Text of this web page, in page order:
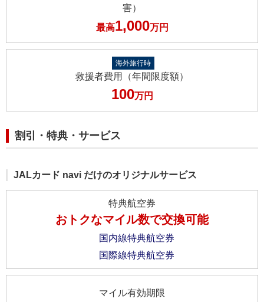
害）
最高1,000万円
海外旅行時
救援者費用（年間限度額）
100万円
割引・特典・サービス
JALカード navi だけのオリジナルサービス
特典航空券
おトクなマイル数で交換可能
国内線特典航空券
国際線特典航空券
マイル有効期限